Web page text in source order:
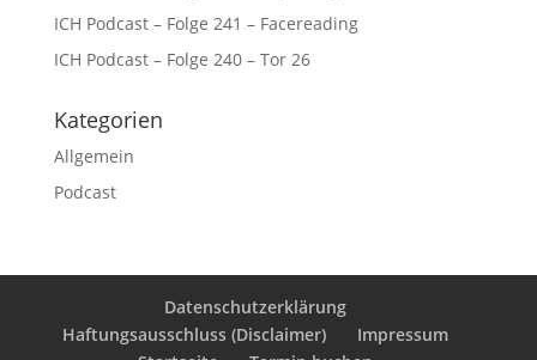
ICH Podcast – Folge 241 – Facereading
ICH Podcast – Folge 240 – Tor 26
Kategorien
Allgemein
Podcast
Datenschutzerklärung
Haftungsausschluss (Disclaimer)
Impressum